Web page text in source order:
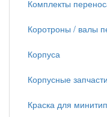
Комплекты
Коротроны / валы
Корпуса
Корпусные
Краска для